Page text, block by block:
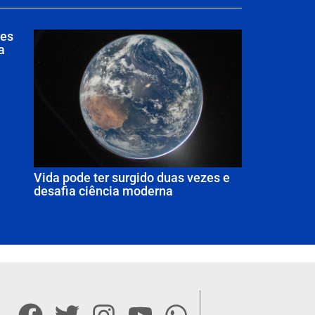
Vida pode ter surgido duas vezes e
desafia ciência moderna